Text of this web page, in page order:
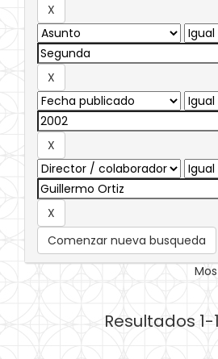
Comenzar nueva busqueda
Resultados 1-